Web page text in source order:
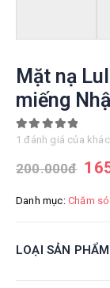
Mặt nạ
miếng
5.00out of 5
1 đánh giá của
200.000đ
Danh mục: Chăm
LOẠI SẢN PHẨM